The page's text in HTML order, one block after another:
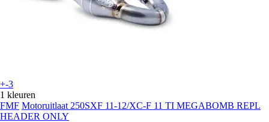
+-3
1 kleuren
FMF Motoruitlaat 250SXF 11-12/XC-F 11 TI MEGABOMB REPL
HEADER ONLY